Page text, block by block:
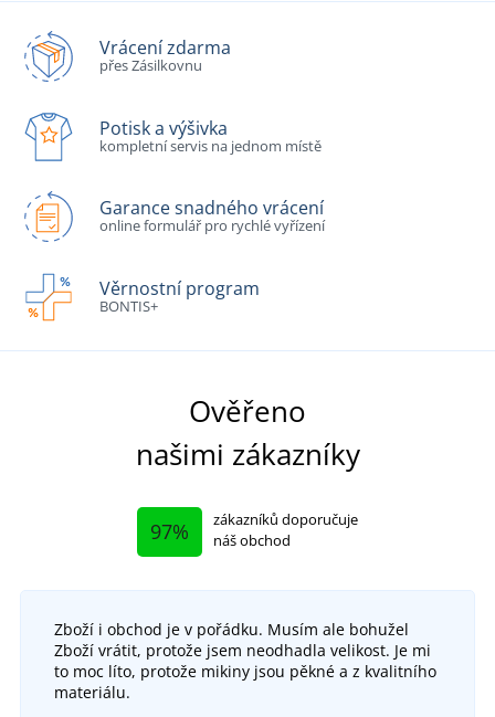
Vrácení zdarma
přes Zásilkovnu
Potisk a výšivka
kompletní servis na jednom místě
Garance snadného vrácení
online formulář pro rychlé vyřízení
Věrnostní program
BONTIS+
Ověřeno
našimi zákazníky
97%
zákazníků doporučuje
náš obchod
Zboží i obchod je v pořádku. Musím ale bohužel
Zboží vrátit, protože jsem neodhadla velikost. Je mi
to moc líto, protože mikiny jsou pěkné a z kvalitního
materiálu.